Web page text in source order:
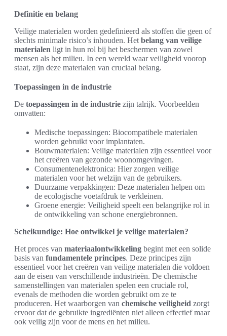
Definitie en belang
Veilige materialen worden gedefinieerd als stoffen die geen of
slechts minimale risico’s inhouden. Het belang van veilige
materialen ligt in hun rol bij het beschermen van zowel
mensen als het milieu. In een wereld waar veiligheid voorop
staat, zijn deze materialen van cruciaal belang.
Toepassingen in de industrie
De toepassingen in de industrie zijn talrijk. Voorbeelden
omvatten:
Medische toepassingen: Biocompatibele materialen
worden gebruikt voor implantaten.
Bouwmaterialen: Veilige materialen zijn essentieel voor
het creëren van gezonde woonomgevingen.
Consumentenelektronica: Hier zorgen veilige
materialen voor het welzijn van de gebruikers.
Duurzame verpakkingen: Deze materialen helpen om
de ecologische voetafdruk te verkleinen.
Groene energie: Veiligheid speelt een belangrijke rol in
de ontwikkeling van schone energiebronnen.
Scheikundige: Hoe ontwikkel je veilige materialen?
Het proces van materiaalontwikkeling begint met een solide
basis van fundamentele principes. Deze principes zijn
essentieel voor het creëren van veilige materialen die voldoen
aan de eisen van verschillende industrieën. De chemische
samenstellingen van materialen spelen een cruciale rol,
evenals de methoden die worden gebruikt om ze te
produceren. Het waarborgen van chemische veiligheid zorgt
ervoor dat de gebruikte ingrediënten niet alleen effectief maar
ook veilig zijn voor de mens en het milieu.